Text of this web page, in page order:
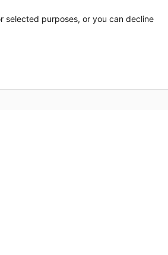
selected purposes, or you can decline